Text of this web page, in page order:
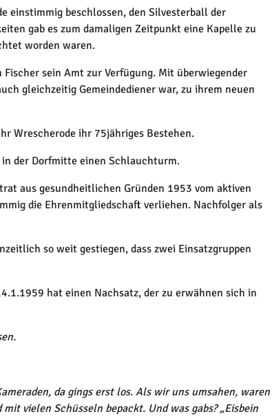
einstimmig beschlossen, den Silvesterball der
gab es zum damaligen Zeitpunkt eine Kapelle zu
worden waren.
sein Amt zur Verfügung. Mit überwiegender
gleichzeitig Gemeindediener war, zu ihrem neuen
Wrescherode ihr 75jähriges Bestehen.
der Dorfmitte einen Schlauchturm.
aus gesundheitlichen Gründen 1953 vom aktiven
die Ehrenmitgliedschaft verliehen. Nachfolger als
so weit gestiegen, dass zwei Einsatzgruppen
hat einen Nachsatz, der zu erwähnen sich in
da gings erst los. Als wir uns umsahen, waren
vielen Schüsseln bepackt. Und was gabs? „Eisbein